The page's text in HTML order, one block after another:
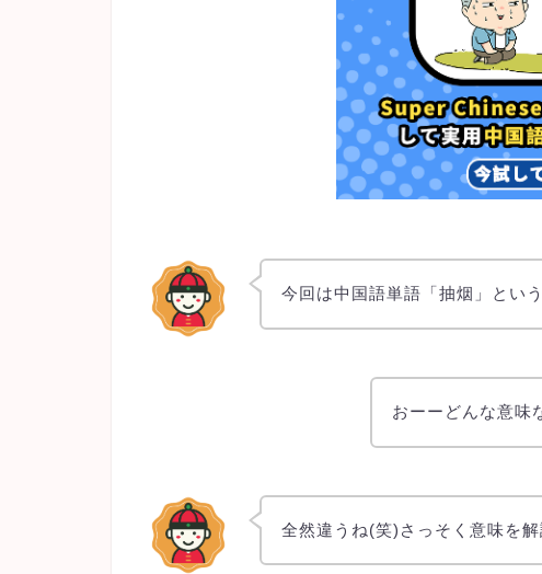
今回は中国語単語「抽烟」とい
おーーどんな意味
全然違うね(笑)さっそく意味を解